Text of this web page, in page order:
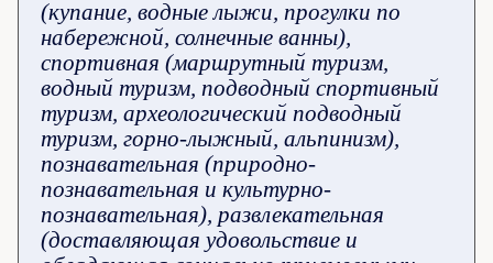
(купание, водные лыжи, прогулки по
набережной, солнечные ванны),
спортивная (маршрутный туризм,
водный туризм, подводный спортивный
туризм, археологический подводный
туризм, горно-лыжный, альпинизм),
познавательная (природно-
познавательная и культурно-
познавательная), развлекательная
(доставляющая удовольствие и